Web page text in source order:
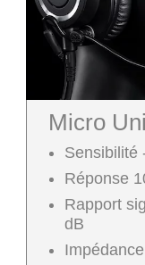
Micro
Sensibilité
Réponse
Rapport
dB
Impédance